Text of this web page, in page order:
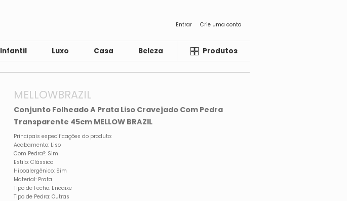
Entrar Crie uma conta
Infantil Luxo Casa Beleza LiquidaProdutos
MELLOWBRAZIL
Conjunto Folheado A Prata Liso Cravejado Com Pedra
Transparente 45cm MELLOW BRAZIL
Principais especificações do produto:
Acabamento: Liso
Com Pedra?: Sim
Estilo: Clássico
Hipoalergênico: Sim
Material: Prata
Tipo de Fecho: Encaixe
Tipo de Pedra: Outras